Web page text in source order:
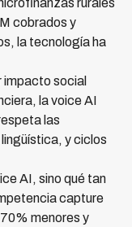
rurales
cobrados y
la tecnología ha
impacto social
la voice AI
las
y ciclos
AI, sino qué tan
capture
menores y